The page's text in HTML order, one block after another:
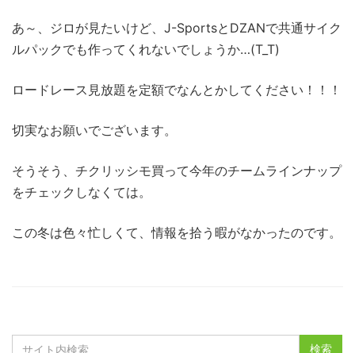
あ～、ジロが見たいけど、J-SportsとDZANで共通サイク
ルパックでも作ってくれないでしょうか…(T_T)
ロードレース見放題を定額でなんとかしてください！！！
切実なお願いでございます。
そうそう、チクリッシモ買って今年のチームラインナップ
をチェックしなくては。
この冬は色々忙しくて、情報を拾う暇がなかったのです。